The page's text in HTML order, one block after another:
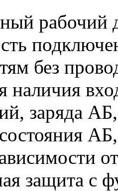
рабочий
без
наличия
заряда
защита с